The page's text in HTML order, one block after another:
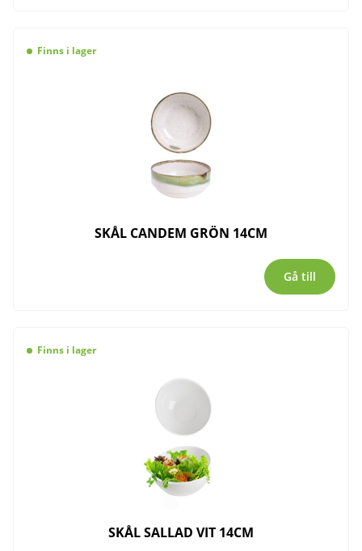
Finns i lager
SKÅL CANDEM GRÖN 14CM
Gå till
Finns i lager
SKÅL SALLAD VIT 14CM